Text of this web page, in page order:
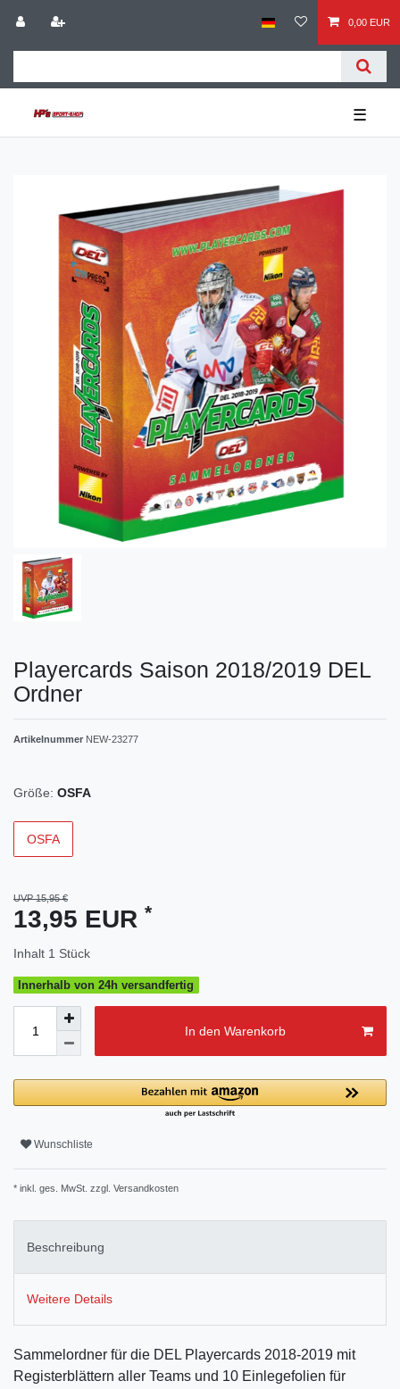
0,00 EUR
☰
Playercards Saison 2018/2019 DEL
Ordner
Artikelnummer NEW-23277
Größe: OSFA
OSFA
UVP 15,95 €
13,95 EUR *
Inhalt 1 Stück
Innerhalb von 24h versandfertig
In den Warenkorb
Wunschliste
* inkl. ges. MwSt. zzgl. Versandkosten
Beschreibung
Weitere Details
Sammelordner für die DEL Playercards 2018-2019 mit
Registerblättern aller Teams und 10 Einlegefolien für